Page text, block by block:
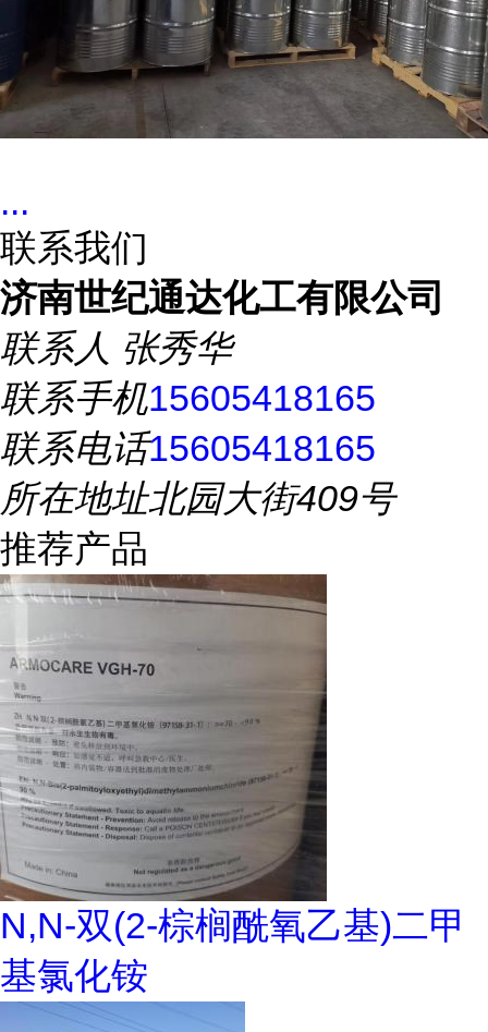
...
联系我们
济南世纪通达化工有限公司
联系人 张秀华
联系手机15605418165
联系电话15605418165
所在地址北园大街409号
推荐产品
N,N-双(2-棕榈酰氧乙基)二甲
基氯化铵